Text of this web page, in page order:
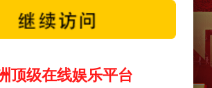
顶级在线娱乐平台